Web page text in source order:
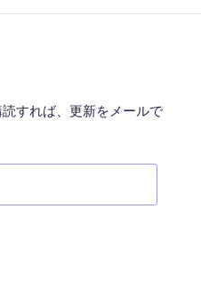
すれば、更新をメールで